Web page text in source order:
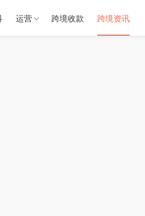
运营 跨境收款 跨境资讯